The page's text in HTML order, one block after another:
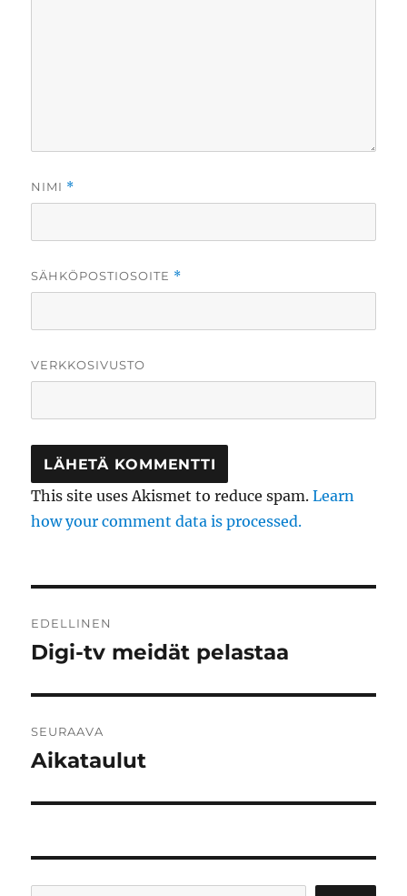
NIMI *
SÄHKÖPOSTIOSOITE *
VERKKOSIVUSTO
This site uses Akismet to reduce spam.Learn
how your comment data is processed.
selaus
EDELLINEN
Edellinen
Digi-tv meidät pelastaa
SEURAAVA
Seuraava
Aikataulut